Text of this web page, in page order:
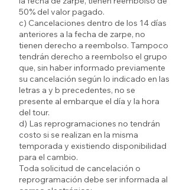
50% del valor pagado.
c) Cancelaciones dentro de los 14 días
anteriores a la fecha de zarpe, no
tienen derecho a reembolso. Tampoco
tendrán derecho a reembolso el grupo
que, sin haber informado previamente
su cancelación según lo indicado en las
letras a y b precedentes, no se
presente al embarque el día y la hora
del tour.
d) Las reprogramaciones no tendrán
costo si se realizan en la misma
temporada y existiendo disponibilidad
para el cambio.
Toda solicitud de cancelación o
reprogramación debe ser informada al